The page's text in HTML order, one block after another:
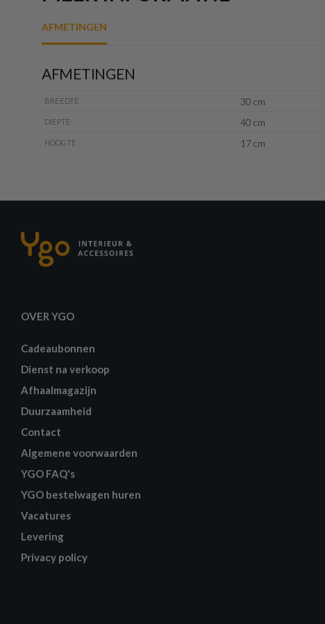
AFMETINGEN
AFMETINGEN
BREEDTE 30 cm
DIEPTE 40 cm
HOOGTE 17 cm
OVER YGO
Cadeaubonnen
Dienst na verkoop
Afhaalmagazijn
Duurzaamheid
Contact
Algemene voorwaarden
YGO FAQ's
YGO bestelwagen huren
Vacatures
Levering
Privacy policy